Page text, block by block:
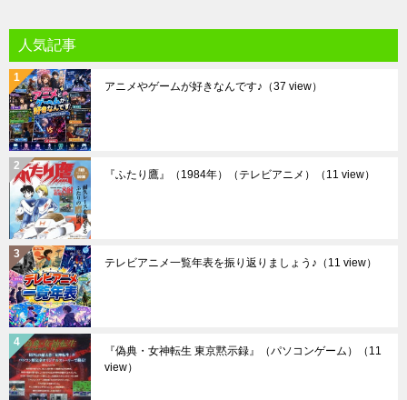
人気記事
アニメやゲームが好きなんです♪ （37 view）
『ふたり鷹』（1984年）（テレビアニメ） （11 view）
テレビアニメ一覧年表を振り返りましょう♪ （11 view）
『偽典・女神転生 東京黙示録』（パソコンゲーム）
（11
view）